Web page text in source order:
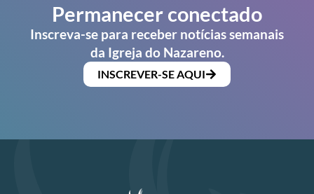
Permanecer conectado
Inscreva-se para receber notícias semanais
da Igreja do Nazareno.
INSCREVER-SE AQUI